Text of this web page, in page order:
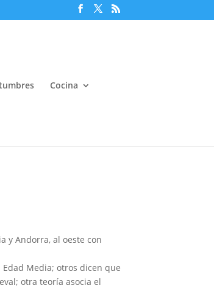
Cocina
y Andorra, al oeste con
Media; otros dicen que
otra teoría asocia el